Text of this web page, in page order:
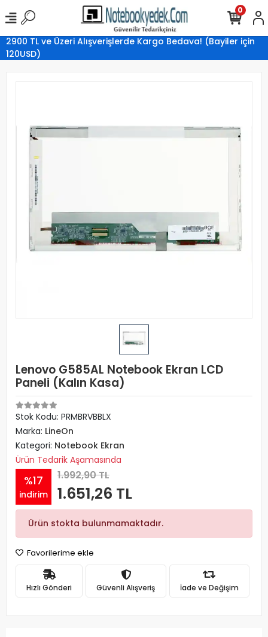
2900 TL ve Üzeri Alışverişlerde Kargo Bedava! (Bayiler için
120USD)
0
Lenovo G585AL Notebook Ekran LCD
Paneli (Kalın Kasa)
Stok Kodu: PRMBRVBBLX
Marka: LineOn
Kategori: Notebook Ekran
Ürün Tedarik Aşamasında
%17
indirim
1.992,90 TL
1.651,26 TL
Ürün stokta bulunmamaktadır.
Favorilerime ekle
Hızlı Gönderi Güvenli Alışveriş İade ve Değişim